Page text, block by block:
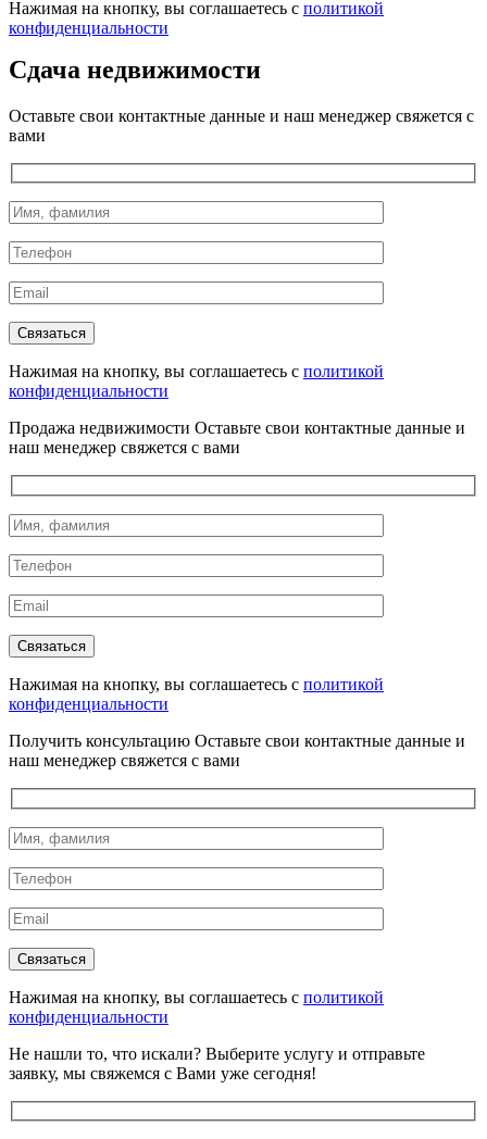
Нажимая на кнопку, вы соглашаетесь с политикой
конфиденциальности
Сдача недвижимости
Оставьте свои контактные данные и наш менеджер свяжется с
вами
Нажимая на кнопку, вы соглашаетесь с политикой
конфиденциальности
Продажа недвижимости Оставьте свои контактные данные и
наш менеджер свяжется с вами
Нажимая на кнопку, вы соглашаетесь с политикой
конфиденциальности
Получить консультацию Оставьте свои контактные данные и
наш менеджер свяжется с вами
Нажимая на кнопку, вы соглашаетесь с политикой
конфиденциальности
Не нашли то, что искали? Выберите услугу и отправьте
заявку, мы свяжемся с Вами уже сегодня!